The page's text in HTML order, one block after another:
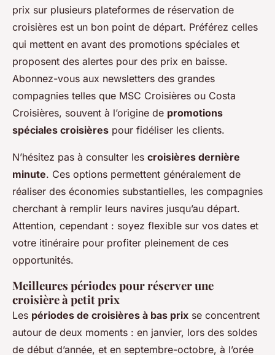
prix sur plusieurs plateformes de réservation de
croisières est un bon point de départ. Préférez celles
qui mettent en avant des promotions spéciales et
proposent des alertes pour des prix en baisse.
Abonnez-vous aux newsletters des grandes
compagnies telles que MSC Croisières ou Costa
Croisières, souvent à l’origine de promotions
spéciales croisières pour fidéliser les clients.
N’hésitez pas à consulter les croisières dernière
minute. Ces options permettent généralement de
réaliser des économies substantielles, les compagnies
cherchant à remplir leurs navires jusqu’au départ.
Attention, cependant : soyez flexible sur vos dates et
votre itinéraire pour profiter pleinement de ces
opportunités.
Meilleures périodes pour réserver une
croisière à petit prix
Les périodes de croisières à bas prix se concentrent
autour de deux moments : en janvier, lors des soldes
de début d’année, et en septembre-octobre, à l’orée